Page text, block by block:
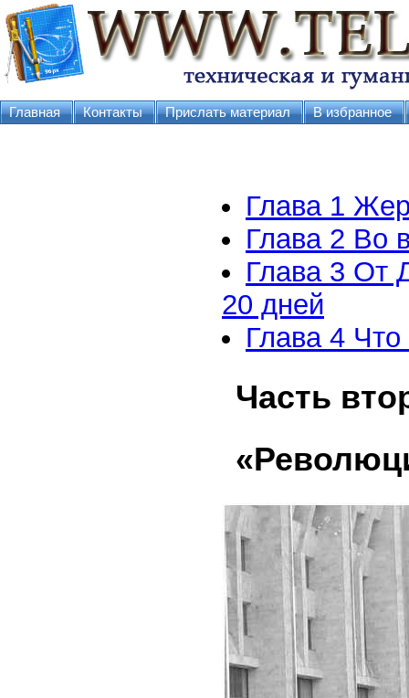
Главная Контакты Прислать материал В избранное
Глава 1
Глава 2 Во
Глава 3 От
20 дней
Глава 4 Что
Часть